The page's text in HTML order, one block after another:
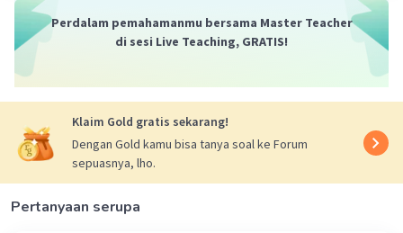
Perdalam pemahamanmu bersama Master Teacher
di sesi Live Teaching, GRATIS!
Klaim Gold gratis sekarang!
Dengan Gold kamu bisa tanya soal ke Forum
sepuasnya, lho.
Pertanyaan serupa